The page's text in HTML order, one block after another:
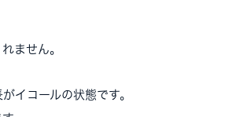
ません。
イコールの状態です。